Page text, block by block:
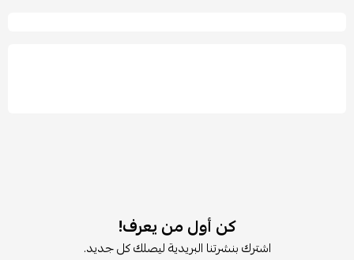
كن أول من يعرف!
اشترك بنشرتنا البريدية ليصلك كل جديد.